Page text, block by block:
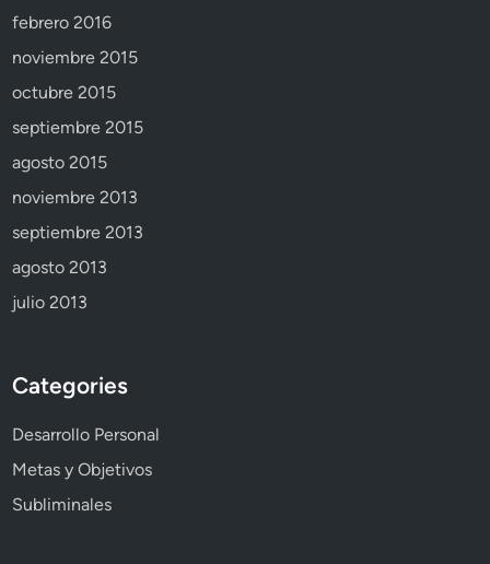
febrero 2016
noviembre 2015
octubre 2015
septiembre 2015
agosto 2015
noviembre 2013
septiembre 2013
agosto 2013
julio 2013
Categories
Desarrollo Personal
Metas y Objetivos
Subliminales